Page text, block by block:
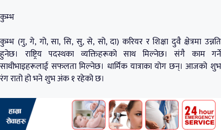
कुम्भ
कुम्भ (गु, गे, गो, सा, सि, सु, से, सो, दा) करियर र शिक्षा दुवै क्षेत्रमा उन्नति
हुनेछ। राष्ट्रिय पदस्थका व्यक्तिहरूको साथ मिल्नेछ। संगै काम गर्ने
साथीभाइहरूलाई सफलता मिल्नेछ। धार्मिक यात्राका योग छन्। आजको शुभ
रंग रातो हो भने शुभ अंक १ रहेको छ।